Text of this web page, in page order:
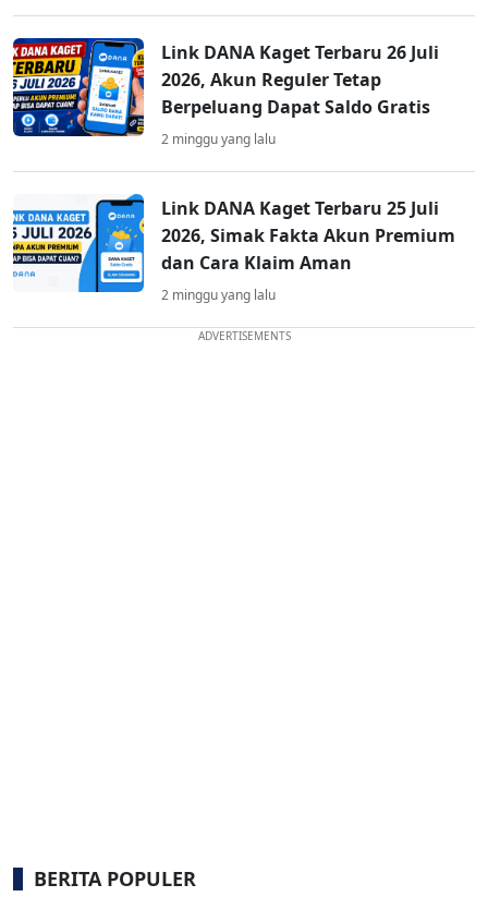
Link DANA Kaget Terbaru 26 Juli
2026, Akun Reguler Tetap
Berpeluang Dapat Saldo Gratis
2 minggu yang lalu
Link DANA Kaget Terbaru 25 Juli
2026, Simak Fakta Akun Premium
dan Cara Klaim Aman
2 minggu yang lalu
ADVERTISEMENTS
BERITA POPULER